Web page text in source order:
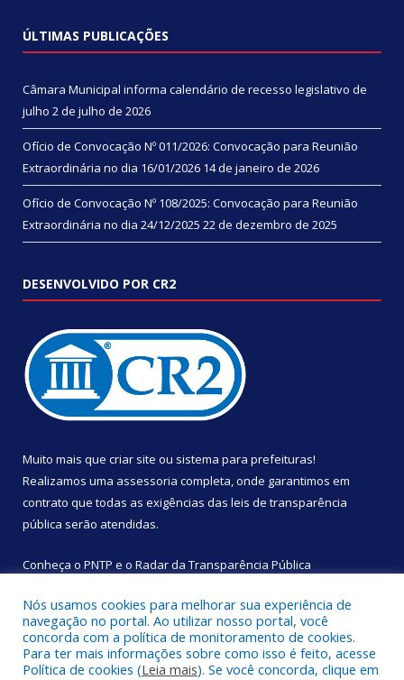
ÚLTIMAS PUBLICAÇÕES
Câmara Municipal informa calendário de recesso legislativo de
julho 2 de julho de 2026
Ofício de Convocação Nº 011/2026: Convocação para Reunião
Extraordinária no dia 16/01/2026 14 de janeiro de 2026
Ofício de Convocação Nº 108/2025: Convocação para Reunião
Extraordinária no dia 24/12/2025 22 de dezembro de 2025
DESENVOLVIDO POR CR2
Muito mais que criar site ou sistema para prefeituras!
Realizamos uma assessoria completa, onde garantimos em
contrato que todas as exigências das leis de transparência
pública serão atendidas.
Conheça o PNTP e o Radar da Transparência Pública
Todos os direitos reservados a Câmara Municipal de São
Nós usamos cookies para melhorar sua experiência de
navegação no portal. Ao utilizar nosso portal, você
concorda com a política de monitoramento de cookies.
Para ter mais informações sobre como isso é feito, acesse
Política de cookies (Leia mais). Se você concorda, clique em